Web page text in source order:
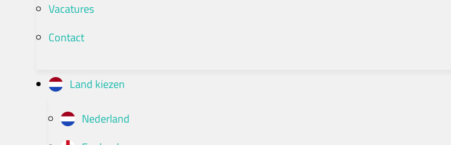
Vacatures
Contact
Land kiezen
Nederland